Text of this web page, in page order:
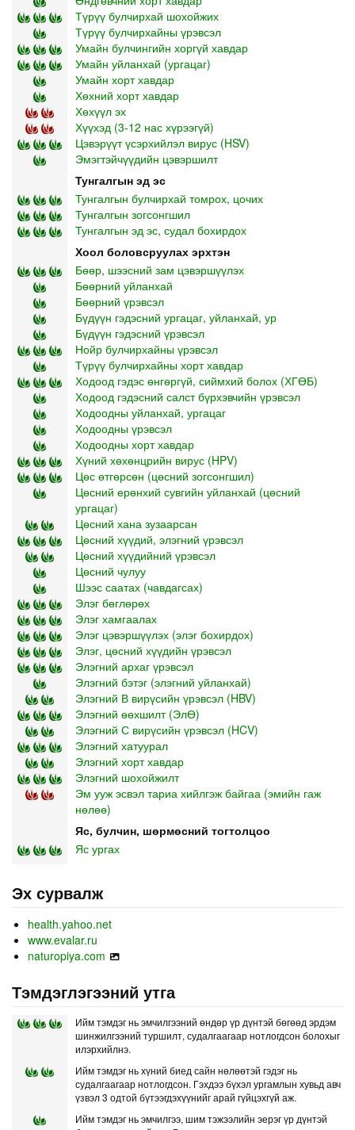
Түрүү булчирхай шохойжих
Түрүү булчирхайны үрэвсэл
Умайн булчингийн хоргүй хавдар
Умайн уйланхай (ургацаг)
Умайн хорт хавдар
Хөхний хорт хавдар
Хөхүүл эх
Хүүхэд (3-12 нас хүрээгүй)
Цэвэрүүт үсэрхийлэл вирус (HSV)
Эмэгтэйчүүдийн цэвэршилт
Тунгалгын эд эс
Тунгалгын булчирхай томрох, цочих
Тунгалгын зогсонгшил
Тунгалгын эд эс, судал бохирдох
Хоол боловсруулах эрхтэн
Бөөр, шээсний зам цэвэршүүлэх
Бөөрний уйланхай
Бөөрний үрэвсэл
Бүдүүн гэдэсний ургацаг, уйланхай, ур
Бүдүүн гэдэсний үрэвсэл
Нойр булчирхайны үрэвсэл
Түрүү булчирхайны хорт хавдар
Ходоод гэдэс өнгөргүй, сиймхий болох (ХГӨБ)
Ходоод гэдэсний салст бүрхэвчийн үрэвсэл
Ходоодны уйланхай, ургацаг
Ходоодны үрэвсэл
Ходоодны хорт хавдар
Хүний хөхөнцрийн вирус (HPV)
Цөс өтгөрсөн (цөсний зогсонгшил)
Цөсний ерөнхий сувгийн уйланхай (цөсний
ургацаг)
Цөсний хана зузаарсан
Цөсний хүүдий, элэгний үрэвсэл
Цөсний хүүдийний үрэвсэл
Цөсний чулуу
Шээс саатах (чавдагсах)
Элэг бөглөрөх
Элэг хамгаалах
Элэг цэвэршүүлэх (элэг бохирдох)
Элэг, цөсний хүүдийн үрэвсэл
Элэгний архаг үрэвсэл
Элэгний бэтэг (элэгний уйланхай)
Элэгний В вирүсийн үрэвсэл (HBV)
Элэгний өөхшилт (ЭлӨ)
Элэгний С вирүсийн үрэвсэл (HCV)
Элэгний хатуурал
Элэгний хорт хавдар
Элэгний шохойжилт
Эм ууж эсвэл тариа хийлгэж байгаа (эмийн гаж
нөлөө)
Яс, булчин, шөрмөсний тогтолцоо
Яс ургах
Эх сурвалж
health.yahoo.net
www.evalar.ru
naturopiya.com
Тэмдэглэгээний утга
Ийм тэмдэг нь эмчилгээний өндөр үр дүнтэй бөгөөд эрдэм
шинжилгээний туршилт, судалгаагаар нотлогдсон болохыг
илэрхийлнэ.
Ийм тэмдэг нь хүний биед сайн нөлөөтэй гэдэг нь
судалгаагаар нотлогдсон. Гэхдээ бүхэл ургамлын хувьд авч
үзвэл 3 одтой бүтээгдэхүүнийг арай гүйцэхгүй аж.
Ийм тэмдэг нь эмчилгээ, шим тэжээлийн эерэг үр дүнтэй